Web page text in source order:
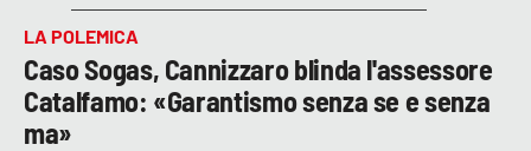
LA POLEMICA
Caso Sogas, Cannizzaro blinda l'assessore
Catalfamo: «Garantismo senza se e senza
ma»